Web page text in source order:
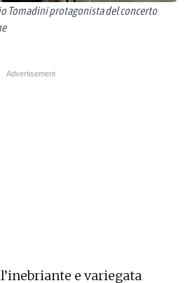
Tomadini protagonista del concerto
e variegata